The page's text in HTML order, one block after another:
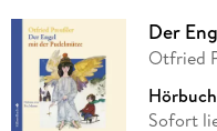
Der
Otfried
Sofort